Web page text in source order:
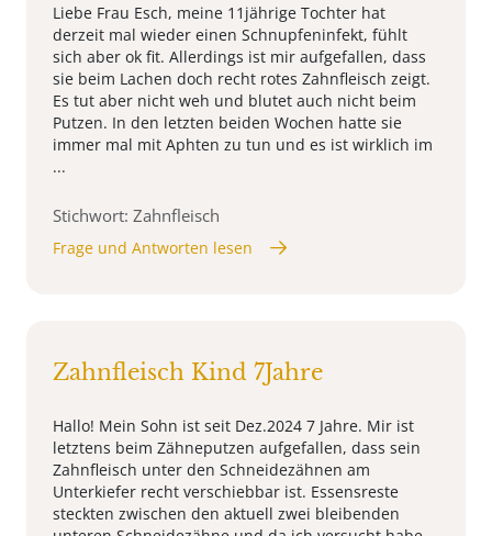
Liebe Frau Esch, meine 11jährige Tochter hat
derzeit mal wieder einen Schnupfeninfekt, fühlt
sich aber ok fit. Allerdings ist mir aufgefallen, dass
sie beim Lachen doch recht rotes Zahnfleisch zeigt.
Es tut aber nicht weh und blutet auch nicht beim
Putzen. In den letzten beiden Wochen hatte sie
immer mal mit Aphten zu tun und es ist wirklich im
...
Stichwort: Zahnfleisch
Frage und Antworten lesen
Zahnfleisch Kind 7Jahre
Hallo! Mein Sohn ist seit Dez.2024 7 Jahre. Mir ist
letztens beim Zähneputzen aufgefallen, dass sein
Zahnfleisch unter den Schneidezähnen am
Unterkiefer recht verschiebbar ist. Essensreste
steckten zwischen den aktuell zwei bleibenden